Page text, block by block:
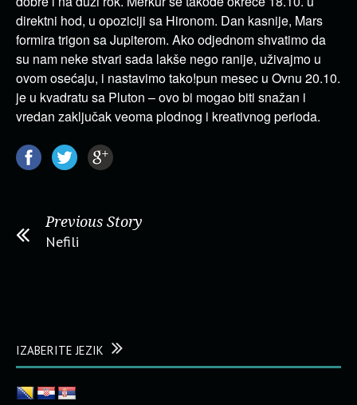
direktni hod, u opoziciji sa Hironom. Dan kasnije, Mars
formira trigon sa Jupiterom. Ako odjednom shvatimo da
su nam neke stvari sada lakše nego ranije, uživajmo u
ovom osećaju, i nastavimo tako!pun mesec u Ovnu 20.10.
je u kvadratu sa Pluton – ovo bi mogao biti snažan i
vredan zaključak veoma plodnog i kreativnog perioda.
Previous Story
Nefili
IZABERITE JEZIK